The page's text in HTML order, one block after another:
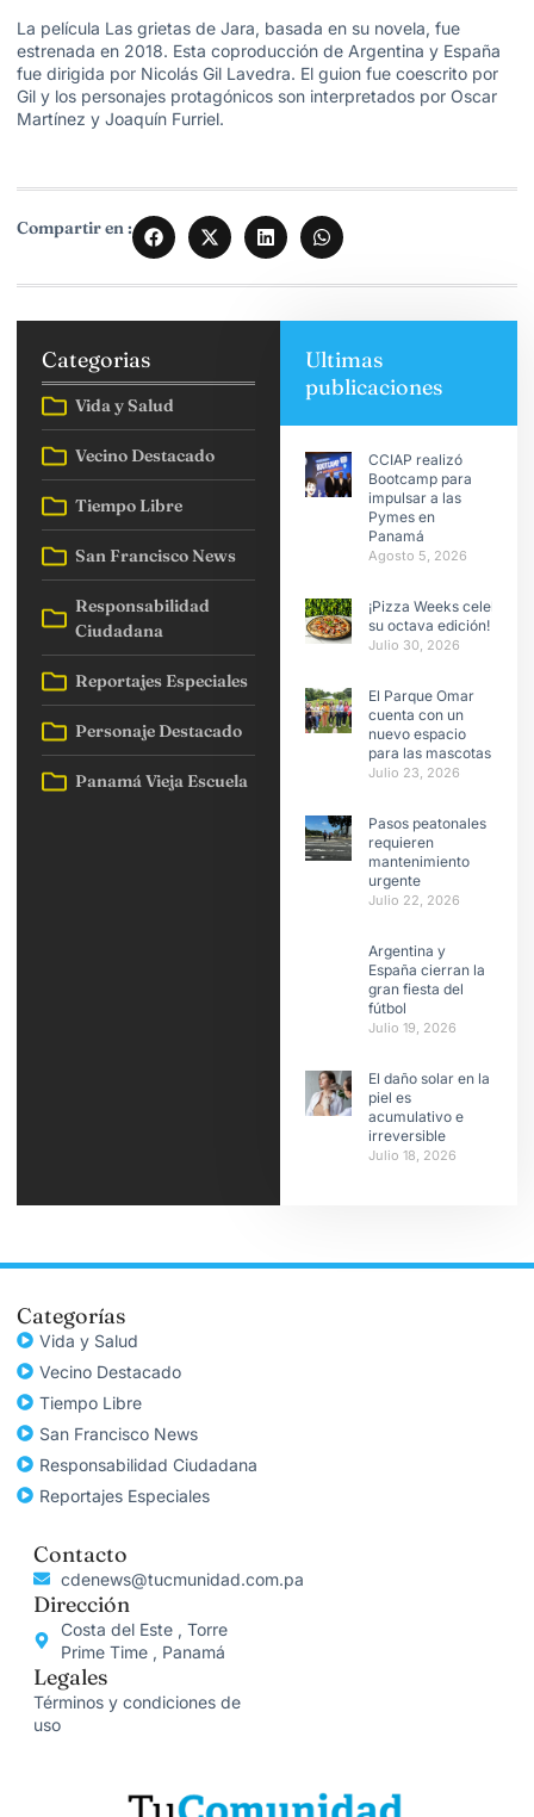
La película Las grietas de Jara, basada en su novela, fue
estrenada en 2018. Esta coproducción de Argentina y España
fue dirigida por Nicolás Gil Lavedra. El guion fue coescrito por
Gil y los personajes protagónicos son interpretados por Oscar
Martínez y Joaquín Furriel.
Compartir en :
Categorias
Vida y Salud
Vecino Destacado
Tiempo Libre
San Francisco News
Responsabilidad
Ciudadana
Reportajes Especiales
Personaje Destacado
Panamá Vieja Escuela
Ultimas
publicaciones
CCIAP realizó
Bootcamp para
impulsar a las
Pymes en
Panamá
Agosto 5, 2026
¡Pizza Weeks celebra
su octava edición!
Julio 30, 2026
El Parque Omar
cuenta con un
nuevo espacio
para las mascotas
Julio 23, 2026
Pasos peatonales
requieren
mantenimiento
urgente
Julio 22, 2026
Argentina y
España cierran la
gran fiesta del
fútbol
Julio 19, 2026
El daño solar en la
piel es
acumulativo e
irreversible
Julio 18, 2026
Categorías
Vida y Salud
Vecino Destacado
Tiempo Libre
San Francisco News
Responsabilidad Ciudadana
Reportajes Especiales
Contacto
cdenews@tucmunidad.com.pa
Dirección
Costa del Este , Torre
Prime Time , Panamá
Legales
Términos y condiciones de
uso